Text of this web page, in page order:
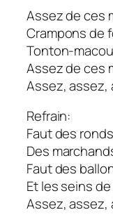
Assez de ces
Crampons de
Tonton-
Assez de ces
Assez, assez,
Refrain:
Faut des
Des
Faut des
Et les seins
Assez, assez,